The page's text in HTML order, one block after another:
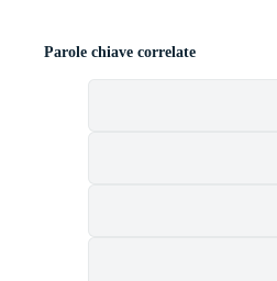
Parole chiave correlate